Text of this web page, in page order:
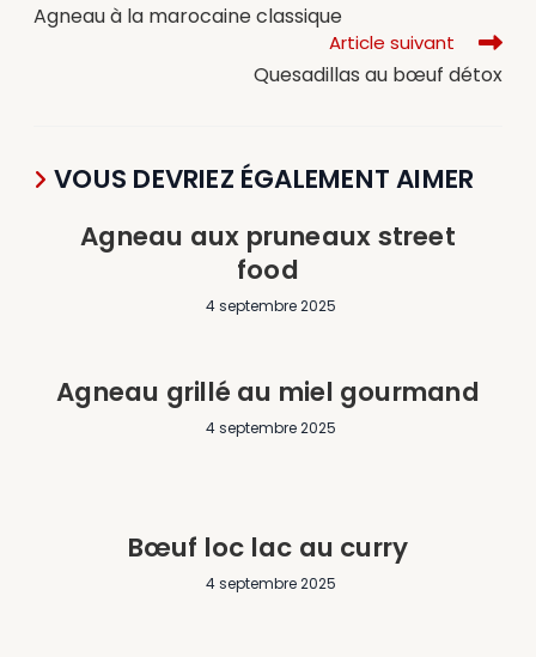
Agneau à la marocaine classique
Article suivant
Quesadillas au bœuf détox
VOUS DEVRIEZ ÉGALEMENT AIMER
Agneau aux pruneaux street
food
4 septembre 2025
Agneau grillé au miel gourmand
4 septembre 2025
Bœuf loc lac au curry
4 septembre 2025